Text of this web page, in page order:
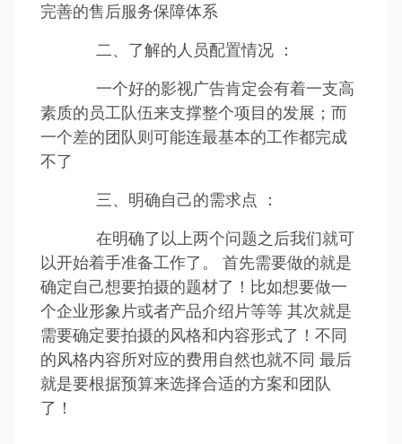
完善的售后服务保障体系
二、了解的人员配置情况 ：
一个好的影视广告肯定会有着一支高
素质的员工队伍来支撑整个项目的发展；而
一个差的团队则可能连最基本的工作都完成
不了
三、明确自己的需求点 ：
在明确了以上两个问题之后我们就可
以开始着手准备工作了。 首先需要做的就是
确定自己想要拍摄的题材了！比如想要做一
个企业形象片或者产品介绍片等等 其次就是
需要确定要拍摄的风格和内容形式了！不同
的风格内容所对应的费用自然也就不同 最后
就是要根据预算来选择合适的方案和团队
了！